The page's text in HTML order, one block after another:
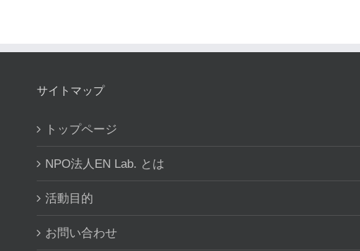
サイトマップ
トップページ
NPO法人EN Lab. とは
活動目的
お問い合わせ